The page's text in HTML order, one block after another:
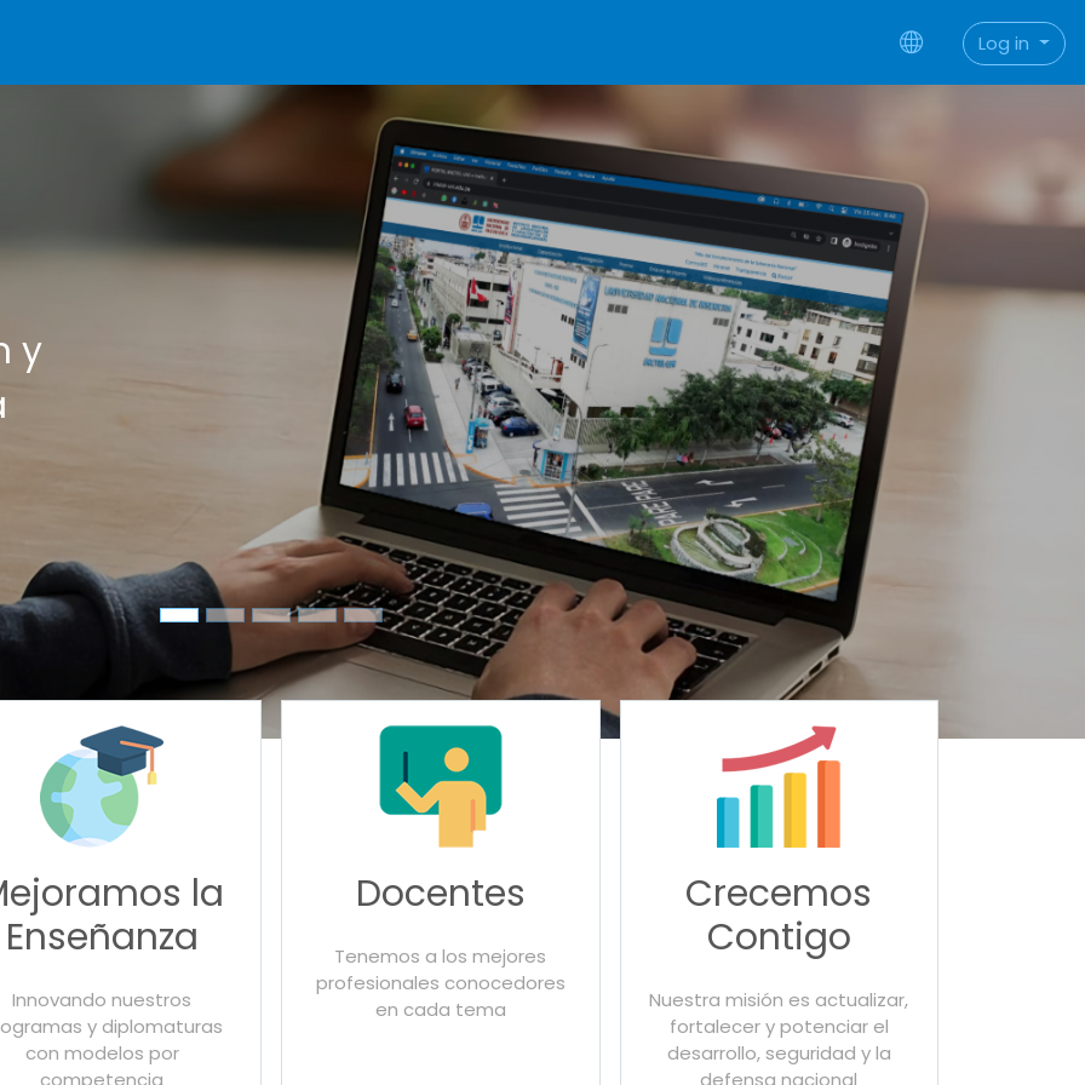
Log in
y
la
Enseñanza
Innovando nuestros
y diplomaturas
con modelos por
competencia
Docentes
Tenemos a los mejores
profesionales conocedores
en cada tema
Crecemos
Contigo
Nuestra misión es actualizar,
fortalecer y potenciar el
desarrollo, seguridad y la
defensa nacional